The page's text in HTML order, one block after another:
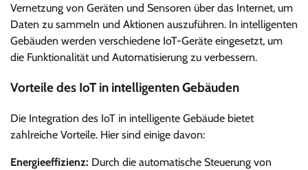
Vernetzung von Geräten und Sensoren über das Internet, um
Daten zu sammeln und Aktionen auszuführen. In intelligenten
Gebäuden werden verschiedene IoT-Geräte eingesetzt, um
die Funktionalität und Automatisierung zu verbessern.
Vorteile des IoT in intelligenten Gebäuden
Die Integration des IoT in intelligente Gebäude bietet
zahlreiche Vorteile. Hier sind einige davon:
Energieeffizienz: Durch die automatische Steuerung von